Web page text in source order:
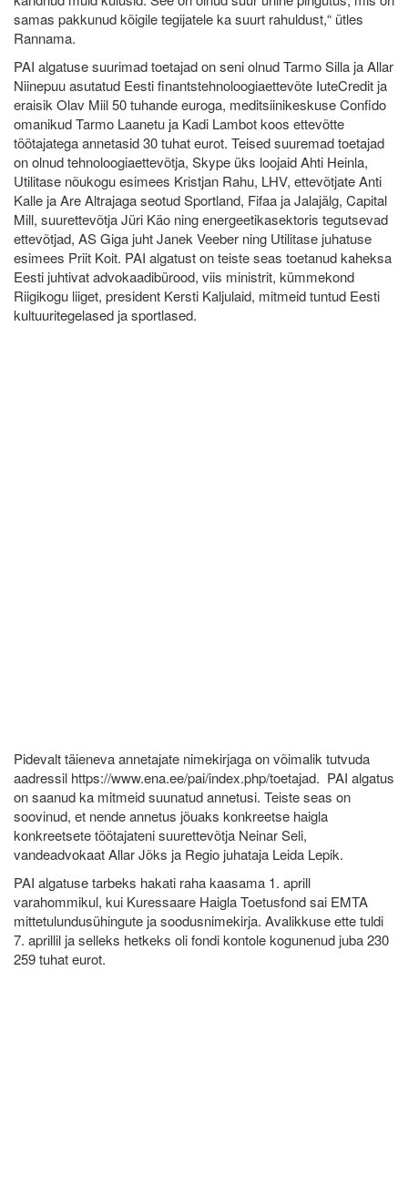
samas pakkunud kõigile tegijatele ka suurt rahuldust,“ ütles
Rannama.
PAI algatuse suurimad toetajad on seni olnud Tarmo Silla ja Allar
Niinepuu asutatud Eesti finantstehnoloogiaettevõte IuteCredit ja
eraisik Olav Miil 50 tuhande euroga, meditsiinikeskuse Confido
omanikud Tarmo Laanetu ja Kadi Lambot koos ettevõtte
töötajatega annetasid 30 tuhat eurot. Teised suuremad toetajad
on olnud tehnoloogiaettevõtja, Skype üks loojaid Ahti Heinla,
Utilitase nõukogu esimees Kristjan Rahu, LHV, ettevõtjate Anti
Kalle ja Are Altrajaga seotud Sportland, Fifaa ja Jalajälg, Capital
Mill, suurettevõtja Jüri Käo ning energeetikasektoris tegutsevad
ettevõtjad, AS Giga juht Janek Veeber ning Utilitase juhatuse
esimees Priit Koit. PAI algatust on teiste seas toetanud kaheksa
Eesti juhtivat advokaadibürood, viis ministrit, kümmekond
Riigikogu liiget, president Kersti Kaljulaid, mitmeid tuntud Eesti
kultuuritegelased ja sportlased.
Pidevalt täieneva annetajate nimekirjaga on võimalik tutvuda
aadressil https://www.ena.ee/pai/index.php/toetajad. PAI algatus
on saanud ka mitmeid suunatud annetusi. Teiste seas on
soovinud, et nende annetus jõuaks konkreetse haigla
konkreetsete töötajateni suurettevõtja Neinar Seli,
vandeadvokaat Allar Jõks ja Regio juhataja Leida Lepik.
PAI algatuse tarbeks hakati raha kaasama 1. aprill
varahommikul, kui Kuressaare Haigla Toetusfond sai EMTA
mittetulundusühingute ja soodusnimekirja. Avalikkuse ette tuldi
7. aprillil ja selleks hetkeks oli fondi kontole kogunenud juba 230
259 tuhat eurot.